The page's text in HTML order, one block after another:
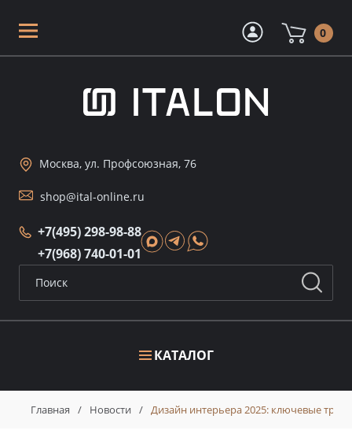
0
КАТАЛОГ
Москва, ул. Профсоюзная, 76
shop@ital-online.ru
+7(495) 298-98-88
+7(968) 740-01-01
Главная / Новости / Дизайн интерьера 2025: ключевые